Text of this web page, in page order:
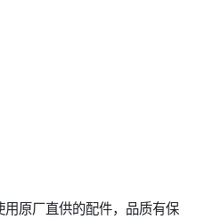
原厂直供的配件，品质有保